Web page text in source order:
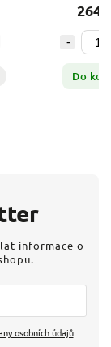
264
Do
informace o
osobních údajů